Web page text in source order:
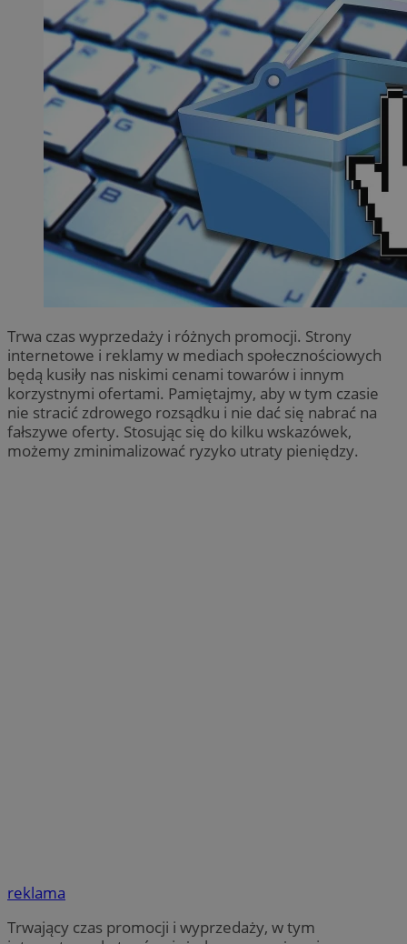
Trwa czas wyprzedaży i różnych promocji. Strony
internetowe i reklamy w mediach społecznościowych
będą kusiły nas niskimi cenami towarów i innym
korzystnymi ofertami. Pamiętajmy, aby w tym czasie
nie stracić zdrowego rozsądku i nie dać się nabrać na
fałszywe oferty. Stosując się do kilku wskazówek,
możemy zminimalizować ryzyko utraty pieniędzy.
reklama
Trwający czas promocji i wyprzedaży, w tym